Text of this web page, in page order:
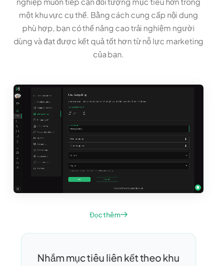
một khu vực cụ thể. Bằng cách cung cấp nội dung
phù hợp, bạn có thể nâng cao trải nghiệm người
dùng và đạt được kết quả tốt hơn từ nỗ lực marketing
của bạn.
Đọc thêm
Nhắm mục tiêu liên kết theo khu